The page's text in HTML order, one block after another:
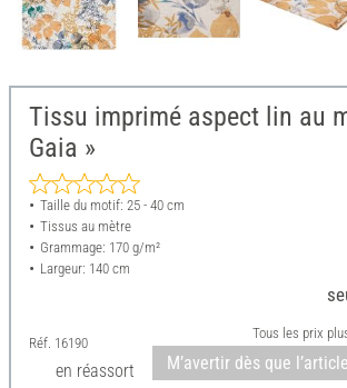
Tissu imprimé aspect lin au
Gaia »
Taille du motif: 25 - 40 cm
Tissus au mètre
Grammage: 170 g/m²
Largeur: 140 cm
Réf. 16190
en réassort
Tous les prix
M’avertir dès que